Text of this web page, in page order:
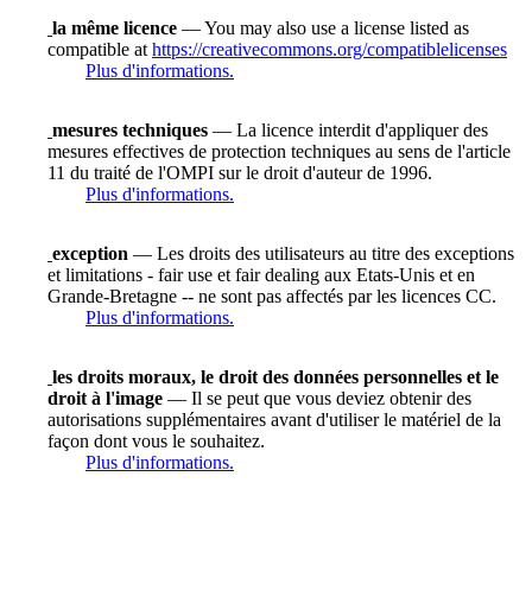
la même licence — You may also use a license listed as
compatible at https://creativecommons.org/compatiblelicenses
Plus d'informations.
mesures techniques — La licence interdit d'appliquer des
mesures effectives de protection techniques au sens de l'article
11 du traité de l'OMPI sur le droit d'auteur de 1996.
Plus d'informations.
exception — Les droits des utilisateurs au titre des exceptions
et limitations - fair use et fair dealing aux Etats-Unis et en
Grande-Bretagne -- ne sont pas affectés par les licences CC.
Plus d'informations.
les droits moraux, le droit des données personnelles et le
droit à l'image — Il se peut que vous deviez obtenir des
autorisations supplémentaires avant d'utiliser le matériel de la
façon dont vous le souhaitez.
Plus d'informations.